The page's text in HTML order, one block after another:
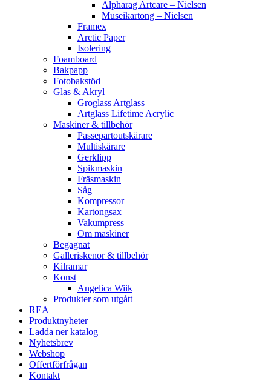
Alpharag Artcare – Nielsen
Museikartong – Nielsen
Framex
Arctic Paper
Isolering
Foamboard
Bakpapp
Fotobakstöd
Glas & Akryl
Groglass Artglass
Artglass Lifetime Acrylic
Maskiner & tillbehör
Passepartoutskärare
Multiskärare
Gerklipp
Spikmaskin
Fräsmaskin
Såg
Kompressor
Kartongsax
Vakumpress
Om maskiner
Begagnat
Galleriskenor & tillbehör
Kilramar
Konst
Angelica Wiik
Produkter som utgått
REA
Produktnyheter
Ladda ner katalog
Nyhetsbrev
Webshop
Offertförfrågan
Kontakt